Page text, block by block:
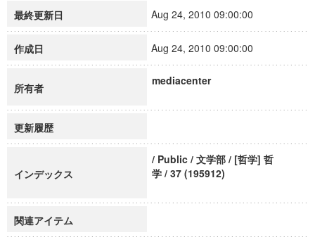
最終更新日 Aug 24, 2010 09:00:00
作成日 Aug 24, 2010 09:00:00
所有者
mediacenter
更新履歴
インデックス
/ Public / 文学部 / [哲学] 哲
学 / 37 (195912)
関連アイテム